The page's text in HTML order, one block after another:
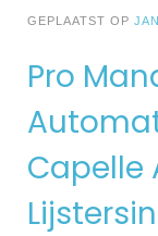
GEPLAATST OP
Pro
Capelle